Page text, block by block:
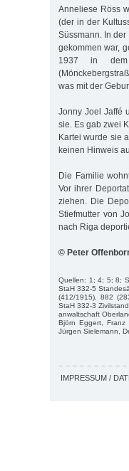
Anneliese Röss
(der in der
Süssmann. In
gekommen war,
1937 in dem
was mit der
Jonny Joel Jaffé
sie. Es gab zwei
Kartei wurde sie
keinen Hinweis
Die Familie
Vor ihrer
ziehen. Die
Stiefmutter von
nach Riga
© Peter
Quellen: 1; 4; 5; 8;
StaH 332-5
(412/1915), 882
StaH 332-3
anwaltschaft
Björn Eggert, Franz
Jürgen Sielemann,
IMPRESSUM /